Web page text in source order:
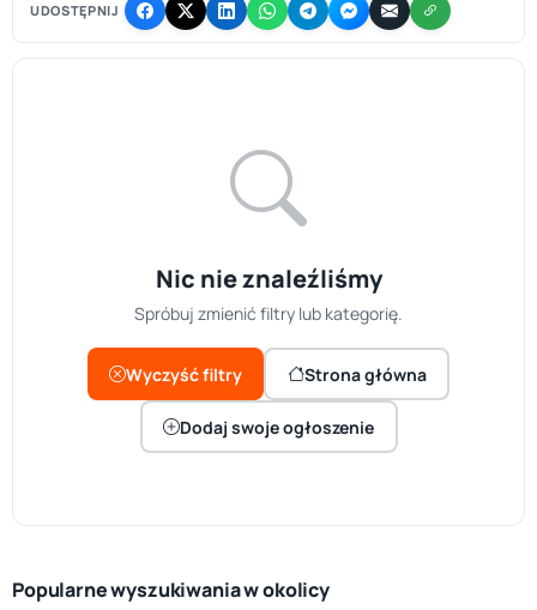
UDOSTĘPNIJ
Nic nie znaleźliśmy
Spróbuj zmienić filtry lub kategorię.
Wyczyść filtry Strona główna
Dodaj swoje ogłoszenie
Popularne wyszukiwania w okolicy